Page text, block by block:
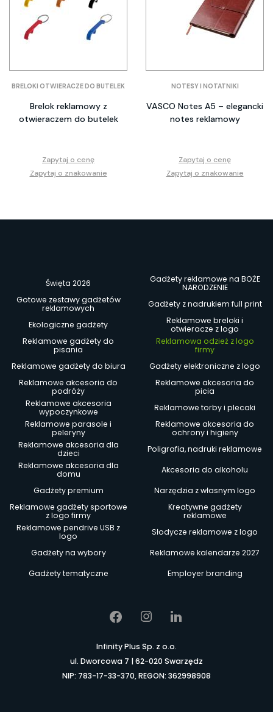
BRELOKI OTWIERACZE DO BUTELEK
Brelok reklamowy z
otwieraczem do butelek
Zapytaj o cenę
Zapytaj o znakowanie
NOTESY I NOTATNIKI
VASCO Notes A5 – elegancki
notes reklamowy
Zapytaj o cenę
Zapytaj o znakowanie
Święta 2026
Gadżety reklamowe na BOŻE
NARODZENIE
Gotowe zestawy gadżetów
reklamowych
Gadżety z nadrukiem full print
Ekologiczne gadżety
Reklamowe breloki i
otwieracze z logo
Reklamowe gadżety do
pisania
Reklamowa odzież z logo
firmy
Reklamowe gadżety do biura
Gadżety elektroniczne z logo
Reklamowe akcesoria do
podróży
Reklamowe akcesoria do
picia
Reklamowe akcesoria
wypoczynkowe
Reklamowe torby i plecaki
Reklamowe parasole i
peleryny
Reklamowe akcesoria do
ochrony i higieny
Reklamowe akcesoria dla
dzieci
Poligrafia, nadruki reklamowe
Reklamowe akcesoria dla
domu
Akcesoria do alkoholu
Gadżety premium
Narzędzia z własnym logo
Reklamowe gadżety sportowe
z logo firmy
Kreatywne gadżety
reklamowe
Reklamowe pendrive USB z
logo
Słodycze reklamowe z logo
Gadżety na wybory
Reklamowe kalendarze 2027
Gadżety tematyczne
Employer branding
Infinity Plus Sp. z o.o.
ul. Dworcowa 7 | 62-020 Swarzędz
NIP: 783-17-33-370, REGON: 362998908